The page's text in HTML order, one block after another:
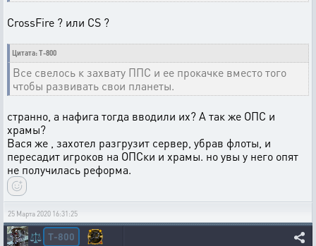
CrossFire ? или CS ?
Цитата: T-800
Все свелось к захвату ППС и ее прокачке вместо того
чтобы развивать свои планеты.
странно, а нафига тогда вводили их? А так же ОПС и
храмы?
Вася же , захотел разгрузит сервер, убрав флоты, и
пересадит игроков на ОПСки и храмы. но увы у него опят
не получилась реформа.
25 Марта 2020 16:31:25
⚖️ T-800